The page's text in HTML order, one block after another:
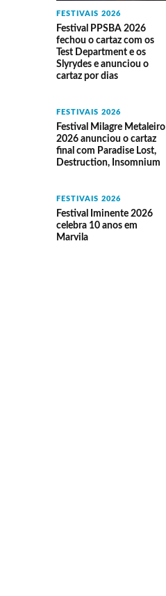
FESTIVAIS 2026
Festival PPSBA 2026
fechou o cartaz com os
Test Department e os
Slyrydes e anunciou o
cartaz por dias
FESTIVAIS 2026
Festival Milagre Metaleiro
2026 anunciou o cartaz
final com Paradise Lost,
Destruction, Insomnium
FESTIVAIS 2026
Festival Iminente 2026
celebra 10 anos em
Marvila